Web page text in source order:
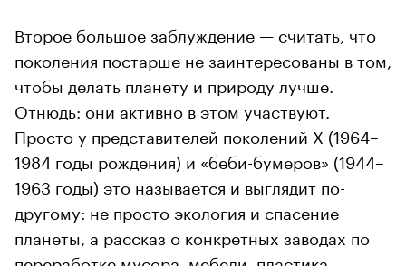
Второе большое заблуждение — считать, что
поколения постарше не заинтересованы в том,
чтобы делать планету и природу лучше.
Отнюдь: они активно в этом участвуют.
Просто у представителей поколений X (1964–
1984 годы рождения) и «беби-бумеров» (1944–
1963 годы) это называется и выглядит по-
другому: не просто экология и спасение
планеты, а рассказ о конкретных заводах по